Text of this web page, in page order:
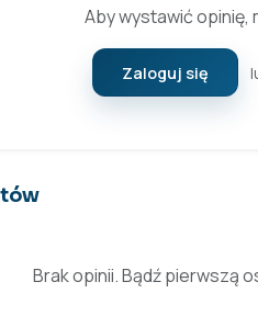
Aby wystawić opinię,
Zaloguj się
Brak opinii. Bądź pierwszą